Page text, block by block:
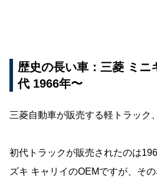
歴史の長い車：三菱 ミニ
代 1966年〜
三菱自動車が販売する軽トラック
初代トラックが販売されたのは
ズキ キャリイのOEMですが、そ